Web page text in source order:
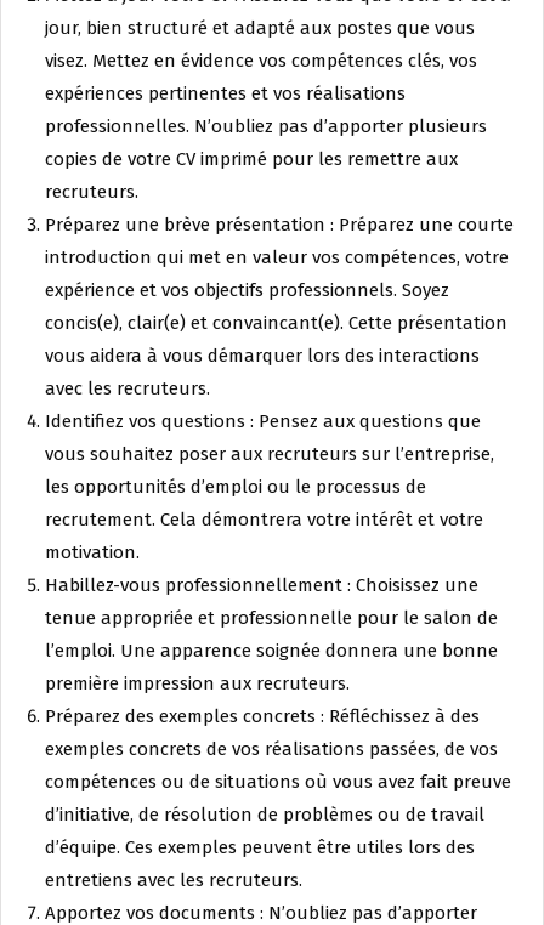
jour, bien structuré et adapté aux postes que vous
visez. Mettez en évidence vos compétences clés, vos
expériences pertinentes et vos réalisations
professionnelles. N’oubliez pas d’apporter plusieurs
copies de votre CV imprimé pour les remettre aux
recruteurs.
Préparez une brève présentation : Préparez une courte
introduction qui met en valeur vos compétences, votre
expérience et vos objectifs professionnels. Soyez
concis(e), clair(e) et convaincant(e). Cette présentation
vous aidera à vous démarquer lors des interactions
avec les recruteurs.
Identifiez vos questions : Pensez aux questions que
vous souhaitez poser aux recruteurs sur l’entreprise,
les opportunités d’emploi ou le processus de
recrutement. Cela démontrera votre intérêt et votre
motivation.
Habillez-vous professionnellement : Choisissez une
tenue appropriée et professionnelle pour le salon de
l’emploi. Une apparence soignée donnera une bonne
première impression aux recruteurs.
Préparez des exemples concrets : Réfléchissez à des
exemples concrets de vos réalisations passées, de vos
compétences ou de situations où vous avez fait preuve
d’initiative, de résolution de problèmes ou de travail
d’équipe. Ces exemples peuvent être utiles lors des
entretiens avec les recruteurs.
Apportez vos documents : N’oubliez pas d’apporter